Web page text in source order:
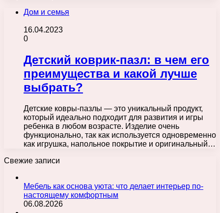
Дом и семья
16.04.2023
0
Детский коврик-пазл: в чем его
преимущества и какой лучше
выбрать?
Детские ковры-пазлы — это уникальный продукт,
который идеально подходит для развития и игры
ребенка в любом возрасте. Изделие очень
функционально, так как используется одновременно
как игрушка, напольное покрытие и оригинальный…
Свежие записи
Мебель как основа уюта: что делает интерьер по-
настоящему комфортным
06.08.2026